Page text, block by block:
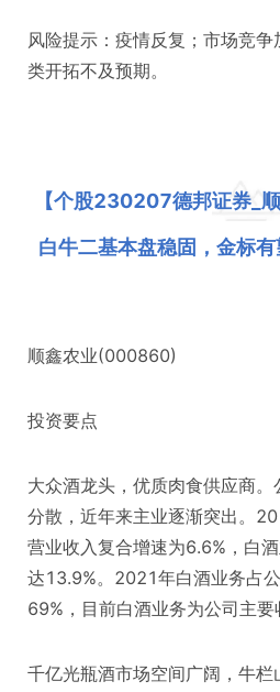
风险提示：疫情反复；市场竞
类开拓不及预期。
【个股230207德邦证券_
白牛二基本盘稳固，金标
顺鑫农业(000860)
投资要点
大众酒龙头，优质肉食供应商
分散，近年来主业逐渐突出。
营业收入复合增速为6.6%，白
达13.9%。2021年白酒业务占
69%，目前白酒业务为公司主要
千亿光瓶酒市场空间广阔，牛